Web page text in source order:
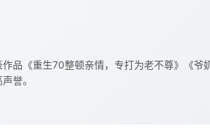
品《重生70整顿亲情，专打为老不尊》《
誉。